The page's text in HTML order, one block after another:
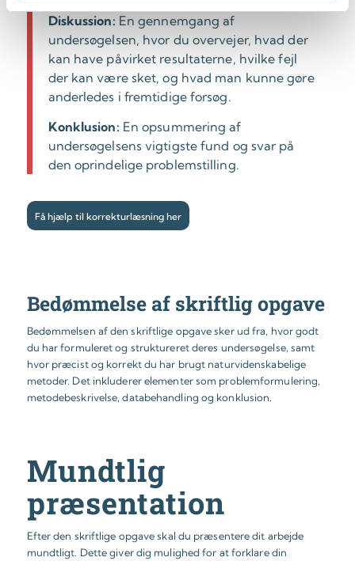
Diskussion: En gennemgang af
undersøgelsen, hvor du overvejer, hvad der
kan have påvirket resultaterne, hvilke fejl
der kan være sket, og hvad man kunne gøre
anderledes i fremtidige forsøg.
Konklusion: En opsummering af
undersøgelsens vigtigste fund og svar på
den oprindelige problemstilling.
Få hjælp til korrekturlæsning her
Bedømmelse af skriftlig opgave
Bedømmelsen af den skriftlige opgave sker ud fra, hvor godt
du har formuleret og struktureret deres undersøgelse, samt
hvor præcist og korrekt du har brugt naturvidenskabelige
metoder. Det inkluderer elementer som problemformulering,
metodebeskrivelse, databehandling og konklusion.
Mundtlig
præsentation
Efter den skriftlige opgave skal du præsentere dit arbejde
mundtligt. Dette giver dig mulighed for at forklare din